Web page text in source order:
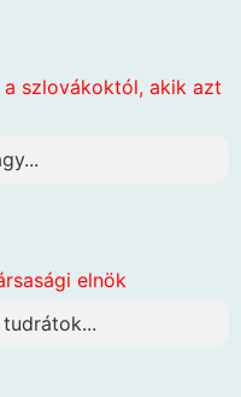
szlovákoktól, akik azt
elnök